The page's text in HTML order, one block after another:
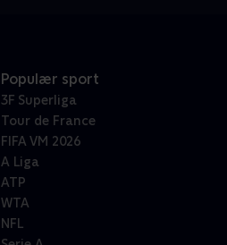
Populær sport
3F Superliga
Tour de France
FIFA VM 2026
A Liga
ATP
WTA
NFL